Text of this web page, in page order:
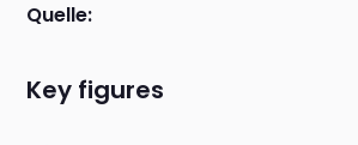
Quelle:
Key figures